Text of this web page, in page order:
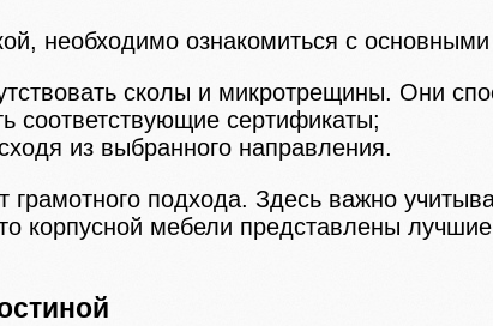
необходимо ознакомиться с
сколы и микротрещины. Они
соответствующие сертификаты;
из выбранного направления.
подхода. Здесь важно
корпусной мебели представлены